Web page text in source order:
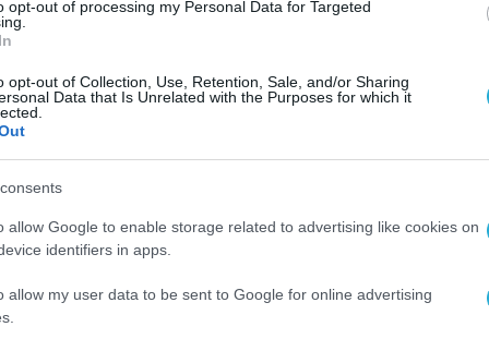
opt-out of processing my Personal Data for Targeted
opt-out of Collection, Use, Retention, Sale, and/or Sharing
Data that Is Unrelated with the Purposes for which it
allow Google to enable storage related to advertising like cookies on
identifiers in apps.
allow my user data to be sent to Google for online advertising
είσοδος του 44χρονου Μπιλάλ στην
ηγέτη του κόμματος.
και ο ρόλος του 44χρονου Μπιλάλ
ο δεύτερος από τα τέσσερα παιδιά του
ότι έχει άμεσες πολιτικές φιλοδοξίες
νωρίς για οποιαδήποτε συζήτηση
της σύγχρονης Τουρκίας απασχολεί εδώ